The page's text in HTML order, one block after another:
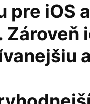
pre iOS a
Zároveň
a